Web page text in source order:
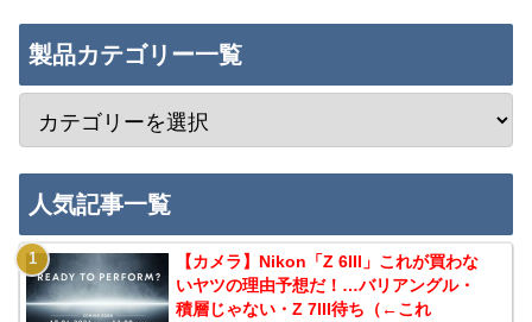
製品カテゴリー一覧
人気記事一覧
【カメラ】Nikon「Z 6III」これが買わな
いヤツの理由予想だ！…バリアングル・
積層じゃない・Z 7III待ち（←これ